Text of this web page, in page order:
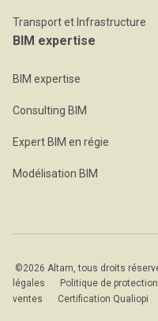
Transport et Infrastructure
BIM expertise
BIM expertise
Consulting BIM
Expert BIM en régie
Modélisation BIM
©2026 Altam, tous droits
légales
Politique de
ventes
Certification Qualiopi